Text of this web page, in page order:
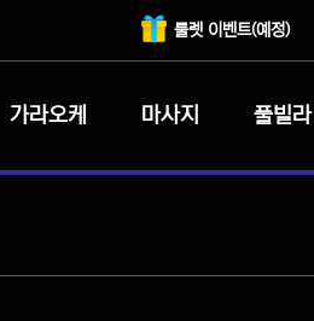
룰렛 이벤트(예정)
가라오케 마사지 풀빌라